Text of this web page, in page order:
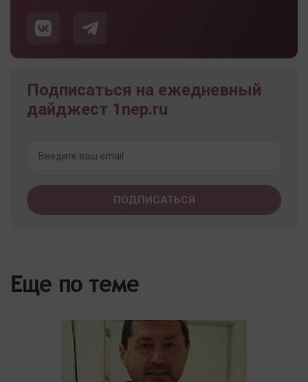
Подписаться на ежедневный
дайджест 1nep.ru
Еще по теме